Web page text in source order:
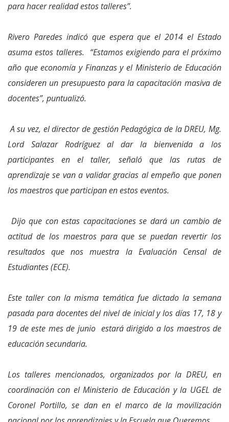
para hacer realidad estos talleres”.
Rivero Paredes indicó que espera que el 2014 el Estado
asuma estos talleres. “Estamos exigiendo para el próximo
año que economía y Finanzas y el Ministerio de Educación
consideren un presupuesto para la capacitación masiva de
docentes”, puntualizó.
A su vez, el director de gestión Pedagógica de la DREU, Mg.
Lord Salazar Rodríguez al dar la bienvenida a los
participantes en el taller, señaló que las rutas de
aprendizaje se van a validar gracias al empeño que ponen
los maestros que participan en estos eventos.
Dijo que con estas capacitaciones se dará un cambio de
actitud de los maestros para que se puedan revertir los
resultados que nos muestra la Evaluación Censal de
Estudiantes (ECE).
Este taller con la misma temática fue dictado la semana
pasada para docentes del nivel de inicial y los días 17, 18 y
19 de este mes de junio estará dirigido a los maestros de
educación secundaria.
Los talleres mencionados, organizados por la DREU, en
coordinación con el Ministerio de Educación y la UGEL de
Coronel Portillo, se dan en el marco de la movilización